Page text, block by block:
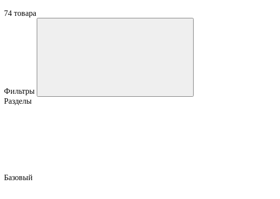
74 товара
Фильтры
Разделы
Базовый